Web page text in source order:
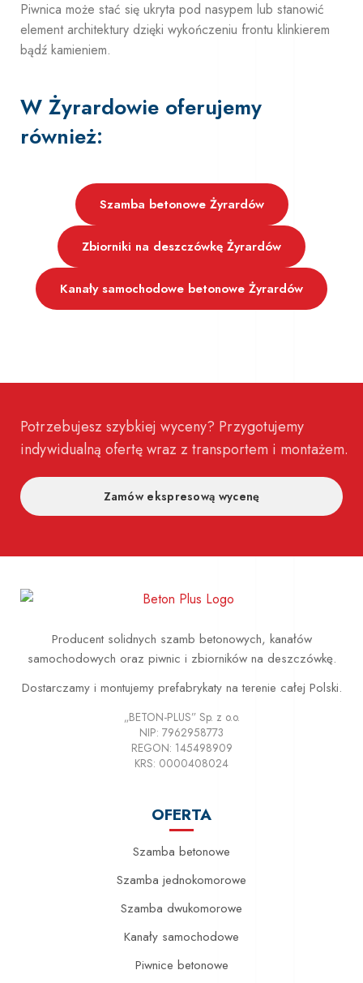
Piwnica może stać się ukryta pod nasypem lub stanowić
element architektury dzięki wykończeniu frontu klinkierem
bądź kamieniem.
W Żyrardowie oferujemy
również:
Szamba betonowe Żyrardów
Zbiorniki na deszczówkę Żyrardów
Kanały samochodowe betonowe Żyrardów
Potrzebujesz szybkiej wyceny? Przygotujemy
indywidualną ofertę wraz z transportem i montażem.
Zamów ekspresową wycenę
Producent solidnych szamb betonowych, kanałów
samochodowych oraz piwnic i zbiorników na deszczówkę.
Dostarczamy i montujemy prefabrykaty na terenie całej Polski.
„BETON-PLUS” Sp. z o.o.
NIP: 7962958773
REGON: 145498909
KRS: 0000408024
OFERTA
Szamba betonowe
Szamba jednokomorowe
Szamba dwukomorowe
Kanały samochodowe
Piwnice betonowe